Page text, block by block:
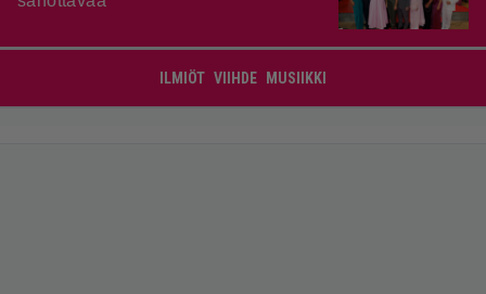
ILMIÖT VIIHDE MUSIIKKI